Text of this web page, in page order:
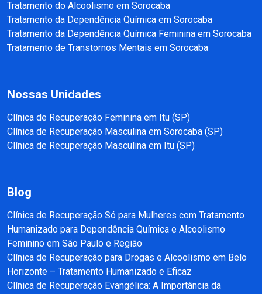
Tratamento do Alcoolismo em Sorocaba
Tratamento da Dependência Química em Sorocaba
Tratamento da Dependência Química Feminina em Sorocaba
Tratamento de Transtornos Mentais em Sorocaba
Nossas Unidades
Clínica de Recuperação Feminina em Itu (SP)
Clínica de Recuperação Masculina em Sorocaba (SP)
Clínica de Recuperação Masculina em Itu (SP)
Blog
Clínica de Recuperação Só para Mulheres com Tratamento
Humanizado para Dependência Química e Alcoolismo
Feminino em São Paulo e Região
Clínica de Recuperação para Drogas e Alcoolismo em Belo
Horizonte – Tratamento Humanizado e Eficaz
Clínica de Recuperação Evangélica: A Importância da